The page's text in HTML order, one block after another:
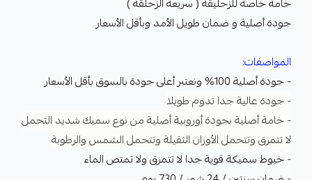
جودة أصلية و ضمان طويل الأمد وبأقل الأسعار
المواصفات:
- جودة أصلية 100% ونعتبر أعلى جودة بالسوق بأقل الأسعار
- جودة عالية جدا تدوم طويلا
- خامة أصلية بجودة أوروبية أصلية من نوع سميك شديد التحمل
لا تتمزق وتتحمل الأوزان الثقيلة وتتحمل الشمس والرطوبة
-خيوط سميكة قوية جدا لا تتمزق ولا تمتص الماء